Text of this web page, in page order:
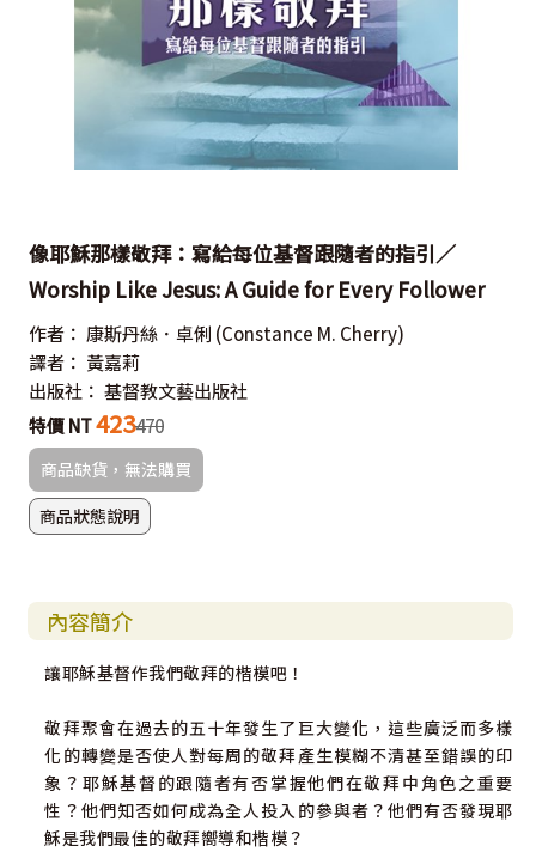
像耶穌那樣敬拜：寫給每位基督跟隨者的指引／
Worship Like Jesus: A Guide for Every Follower
作者： 康斯丹絲．卓俐 (Constance M. Cherry)
譯者： 黃嘉莉
出版社： 基督教文藝出版社
特價 NT423470
商品缺貨，無法購買
商品狀態說明
內容簡介
讓耶穌基督作我們敬拜的楷模吧！
敬拜聚會在過去的五十年發生了巨大變化，這些廣泛而多樣
化的轉變是否使人對每周的敬拜產生模糊不清甚至錯誤的印
象？耶穌基督的跟隨者有否掌握他們在敬拜中角色之重要
性？他們知否如何成為全人投入的參與者？他們有否發現耶
穌是我們最佳的敬拜嚮導和楷模？